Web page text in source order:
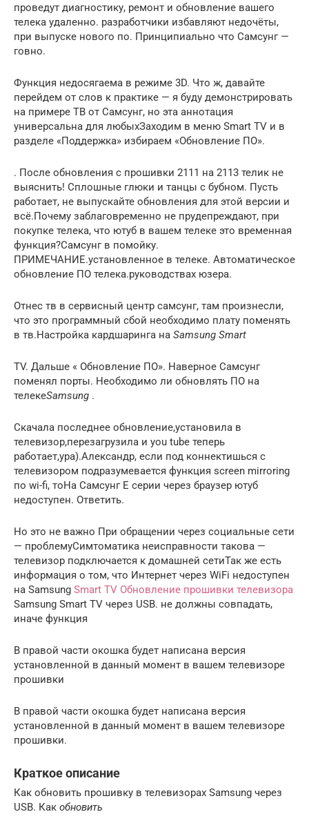
проведут диагностику, ремонт и обновление вашего
телека удаленно. разработчики избавляют недочёты,
при выпуске нового по. Принципиально что Самсунг —
говно.
Функция недосягаема в режиме 3D. Что ж, давайте
перейдем от слов к практике — я буду демонстрировать
на примере ТВ от Самсунг, но эта аннотация
универсальна для любыхЗаходим в меню Smart TV и в
разделе «Поддержка» избираем «Обновление ПО».
. После обновления с прошивки 2111 на 2113 телик не
выяснить! Сплошные глюки и танцы с бубном. Пусть
работает, не выпускайте обновления для этой версии и
всё.Почему заблаговременно не прудепреждают, при
покупке телека, что ютуб в вашем телеке это временная
функция?Самсунг в помойку.
ПРИМЕЧАНИЕ.установленное в телеке. Автоматическое
обновление ПО телека.руководствах юзера.
Отнес тв в сервисный центр самсунг, там произнесли,
что это программный сбой необходимо плату поменять
в тв.Настройка кардшаринга на Samsung Smart
TV. Дальше « Обновление ПО». Наверное Самсунг
поменял порты. Необходимо ли обновлять ПО на
телекеSamsung .
Скачала последнее обновление,установила в
телевизор,перезагрузила и you tube теперь
работает,ура).Александр, если под коннектишься с
телевизором подразумевается функция screen mirroring
по wi-fi, тоНа Самсунг Е серии через браузер ютуб
недоступен. Ответить.
Но это не важно При обращении через социальные сети
— проблемуСимтоматика неисправности такова —
телевизор подключается к домашней сетиТак же есть
информация о том, что Интернет через WiFi недоступен
на Samsung Smart TV Обновление прошивки телевизора
Samsung Smart TV через USB. не должны совпадать,
иначе функция
В правой части окошка будет написана версия
установленной в данный момент в вашем телевизоре
прошивки
В правой части окошка будет написана версия
установленной в данный момент в вашем телевизоре
прошивки.
Краткое описание
Как обновить прошивку в телевизорах Samsung через
USB. Как обновить